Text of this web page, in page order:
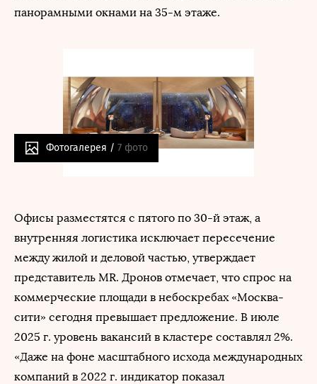
панорамными окнами на 35-м этаже.
Фотогалерея / 7 фото
Офисы разместятся с пятого по 30-й этаж, а
внутренняя логистика исключает пересечение
между жилой и деловой частью, утверждает
представитель MR. Дронов отмечает, что спрос на
коммерческие площади в небоскребах «Москва-
сити» сегодня превышает предложение. В июле
2025 г. уровень вакансий в кластере составлял 2%.
«Даже на фоне масштабного исхода международных
компаний в 2022 г. индикатор показал